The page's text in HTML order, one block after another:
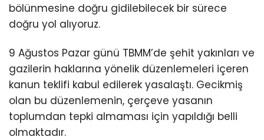
bölünmesine doğru gidilebilecek bir sürece
doğru yol alıyoruz.
9 Ağustos Pazar günü TBMM’de şehit yakınları ve
gazilerin haklarına yönelik düzenlemeleri içeren
kanun teklifi kabul edilerek yasalaştı. Gecikmiş
olan bu düzenlemenin, çerçeve yasanın
toplumdan tepki almaması için yapıldığı belli
olmaktadır.